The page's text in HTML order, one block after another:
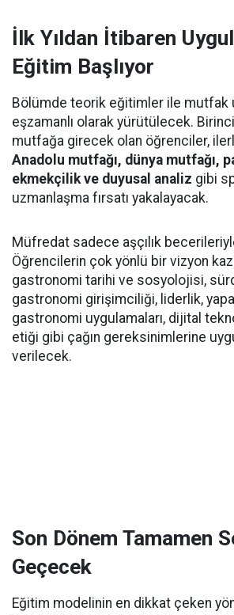
İlk Yıldan İtibaren
Eğitim Başlıyor
Bölümde teorik eğitimler ile mutfak
eşzamanlı olarak yürütülecek.
mutfağa girecek olan öğrenciler,
Anadolu mutfağı, dünya mutfağı,
ekmekçilik ve duyusal analiz gibi
uzmanlaşma fırsatı yakalayacak.
Müfredat sadece aşçılık
Öğrencilerin çok yönlü bir vizyon
gastronomi tarihi ve sosyolojisi,
gastronomi girişimciliği, liderlik,
gastronomi uygulamaları, dijital
etiği gibi çağın gereksinimlerine
verilecek.
Son Dönem Tamamen
Geçecek
Eğitim modelinin en dikkat çeken